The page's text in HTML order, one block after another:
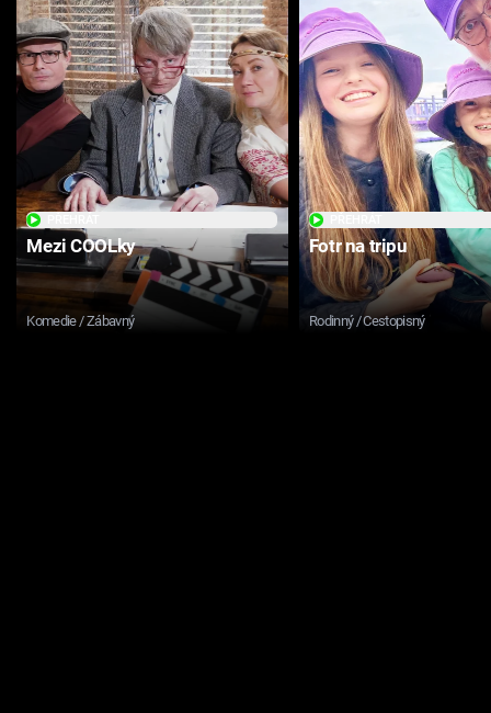
Mezi COOLky
Komedie / Zábavný
Fotr na tripu
Rodinný / Cestopisný